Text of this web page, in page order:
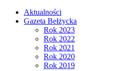
Aktualności
Gazeta Bełżycka
Rok 2023
Rok 2022
Rok 2021
Rok 2020
Rok 2019